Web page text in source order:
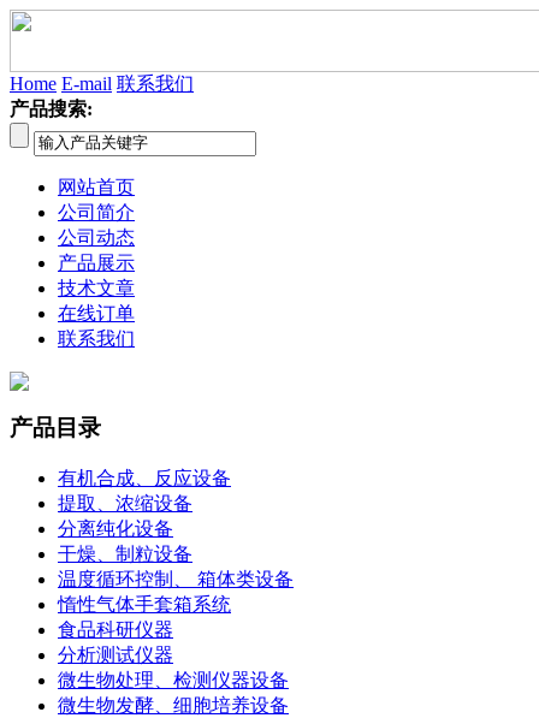
Home E-mail 联系我们
产品搜索:
网站首页
公司简介
公司动态
产品展示
技术文章
在线订单
联系我们
产品目录
有机合成、反应设备
提取、浓缩设备
分离纯化设备
干燥、制粒设备
温度循环控制、 箱体类设备
惰性气体手套箱系统
食品科研仪器
分析测试仪器
微生物处理、检测仪器设备
微生物发酵、细胞培养设备